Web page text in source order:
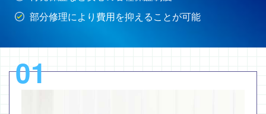
部分修理により費用を抑えることが可能
01